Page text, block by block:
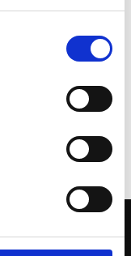
viktiga data och